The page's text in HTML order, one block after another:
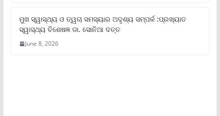
ମୁଖ ସ୍ୱାସ୍ଥ୍ୟ ଓ ତ୍ୱଚା ସମସ୍ୟାର ଅଦୃଶ୍ୟ ସମ୍ପର୍କ :ପ୍ରଖ୍ୟାତ
ସ୍ୱାସ୍ଥ୍ୟ ବିଶେଷଜ୍ଞ ଡା. ସୋନିଆ ଦତ୍ତ
June 8, 2026